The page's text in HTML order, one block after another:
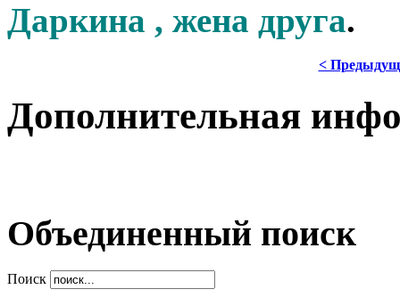
Даркина , жена друга.
<
Дополнительная
Объединенный поиск
Поиск